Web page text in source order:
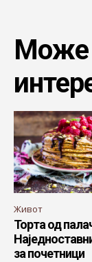
Може
Живот
Торта од
за почетници